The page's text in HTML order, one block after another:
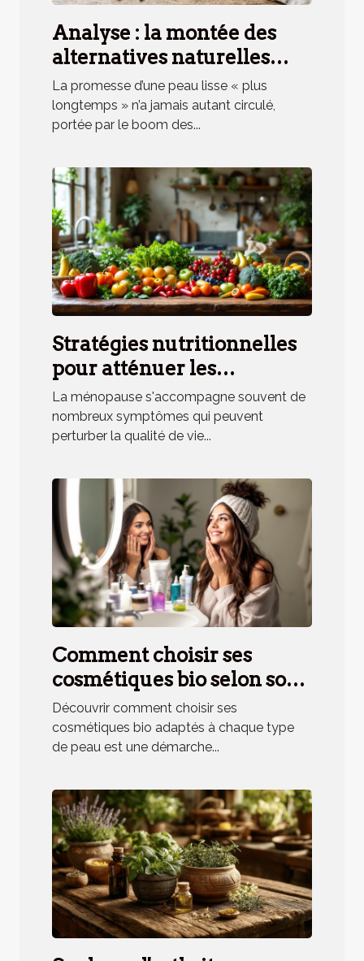
Analyse : la montée des
alternatives naturelles
pour une peau lisse plus
longtemps
La promesse d’une peau lisse « plus
longtemps » n’a jamais autant circulé,
portée par le boom des...
Stratégies nutritionnelles
pour atténuer les
symptômes de la
ménopause
La ménopause s'accompagne souvent de
nombreux symptômes qui peuvent
perturber la qualité de vie...
Comment choisir ses
cosmétiques bio selon son
type de peau ?
Découvrir comment choisir ses
cosmétiques bio adaptés à chaque type
de peau est une démarche...